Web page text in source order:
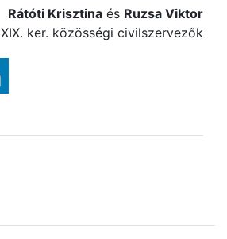
Rátóti Krisztina és Ruzsa Viktor
XIX. ker. közösségi civilszervezők